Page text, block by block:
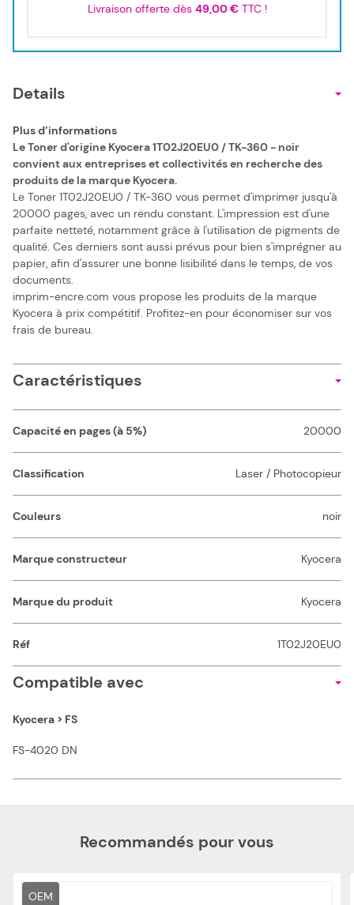
Livraison offerte dès 49,00 €TTC !
Details
Plus d’informations
Le Toner d'origine Kyocera 1T02J20EU0 / TK-360 - noir
convient aux entreprises et collectivités en recherche des
produits de la marque Kyocera.
Le Toner 1T02J20EU0 / TK-360 vous permet d'imprimer jusqu'à
20000 pages, avec un rendu constant. L'impression est d'une
parfaite netteté, notamment grâce à l'utilisation de pigments de
qualité. Ces derniers sont aussi prévus pour bien s'imprégner au
papier, afin d'assurer une bonne lisibilité dans le temps, de vos
documents.
imprim-encre.com vous propose les produits de la marque
Kyocera à prix compétitif. Profitez-en pour économiser sur vos
frais de bureau.
Caractéristiques
Capacité en pages (à 5%) 20000
Classification Laser / Photocopieur
Couleurs noir
Marque constructeur Kyocera
Marque du produit Kyocera
Réf 1T02J20EU0
Compatible avec
Kyocera > FS
FS-4020 DN
Recommandés pour vous
OEM